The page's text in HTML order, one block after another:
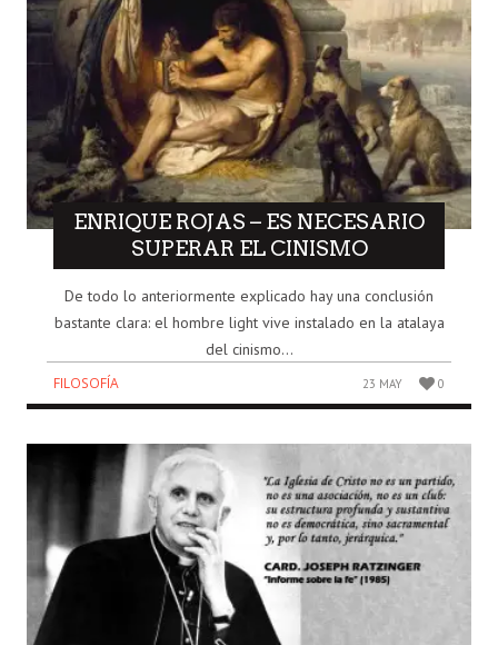
ENRIQUE ROJAS – ES NECESARIO
SUPERAR EL CINISMO
De todo lo anteriormente explicado hay una conclusión
bastante clara: el hombre light vive instalado en la atalaya
del cinismo...
FILOSOFÍA 23 MAY 0